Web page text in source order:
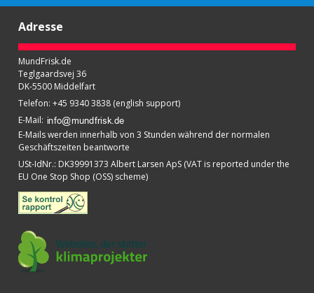
Adresse
MundFrisk.de
Teglgaardsvej 36
DK-5500 Middelfart
Telefon: +45 9340 3838 (english support)
E-Mail:
E-Mails werden innerhalb von 3 Stunden während der normalen
Geschäftszeiten beantworte
USt-IdNr.: DK39991373 Albert Larsen ApS (VAT is reported under the
EU One Stop Shop (OSS) scheme)